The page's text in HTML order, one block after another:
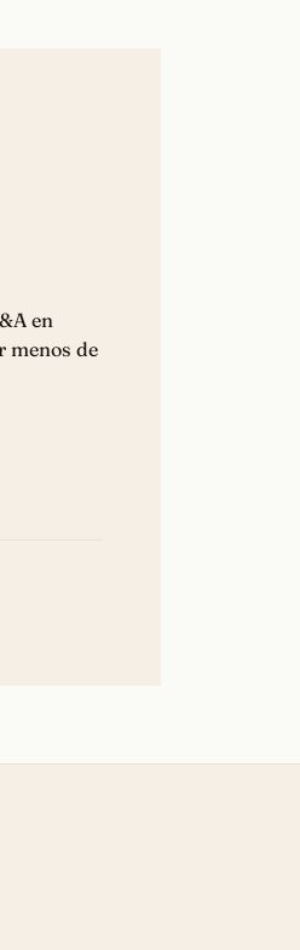
en
menos de